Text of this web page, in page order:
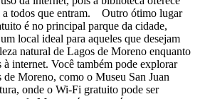
a todos que entram. Outro ótimo lugar
é no principal parque da cidade,
local ideal para aqueles que desejam
natural de Lagos de Moreno enquanto
à internet. Você também pode explorar
de Moreno, como o Museu San Juan
onde o Wi-Fi gratuito pode ser